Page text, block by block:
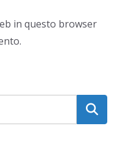
in questo browser